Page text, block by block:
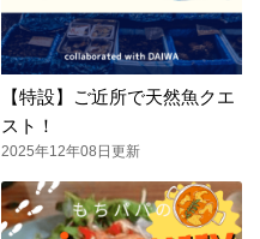
【特設】ご近所で天然魚クエ
スト！
2025年12年08日更新